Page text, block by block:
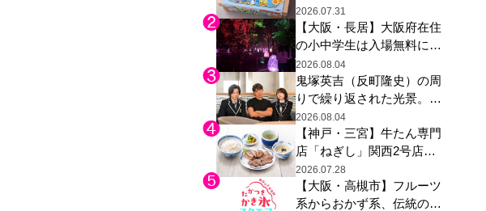
み、日焼けしたポチャッコ
らサンリオキャラが描かれ
た駅弁やグッズが登場
2026.07.31
【大阪・長居】大阪府在住
の小中学生は入場無料に、
チームラボが「夏休みの自
由研究の課題に」と「ボタ
ニカルガーデン 大阪」へ招
待
2026.08.04
鬼塚英吉（反町隆史）の周
りで繰り返された光景。ド
ラマ『GTO』第３話で光っ
た演出の巧みさ
2026.08.04
【神戸・三宮】牛たん専門
店「ねぎし」関西2号店が
登場、ファンら「8月が待
ち遠しい」と早くから注目
2026.07.28
【大阪・高槻市】フルーツ
系からおかず系、伝統の天